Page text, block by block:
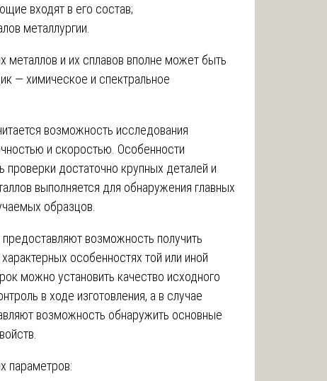
входят в его состав;
металлургии.
металлов и их сплавов вполне может быть
— химическое и спектральное
возможность исследования
и скоростью. Особенности
достаточно крупных деталей и
выполняется для обнаружения главных
образцов.
возможность получить
особенностях той или иной
можно установить качество исходного
в ходе изготовления, а в случае
возможность обнаружить основные
параметров: